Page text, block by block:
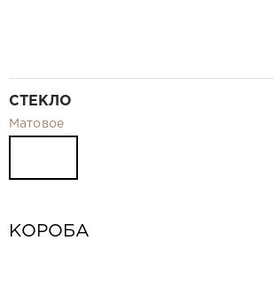
СТЕКЛО
Матовое
КОРОБА